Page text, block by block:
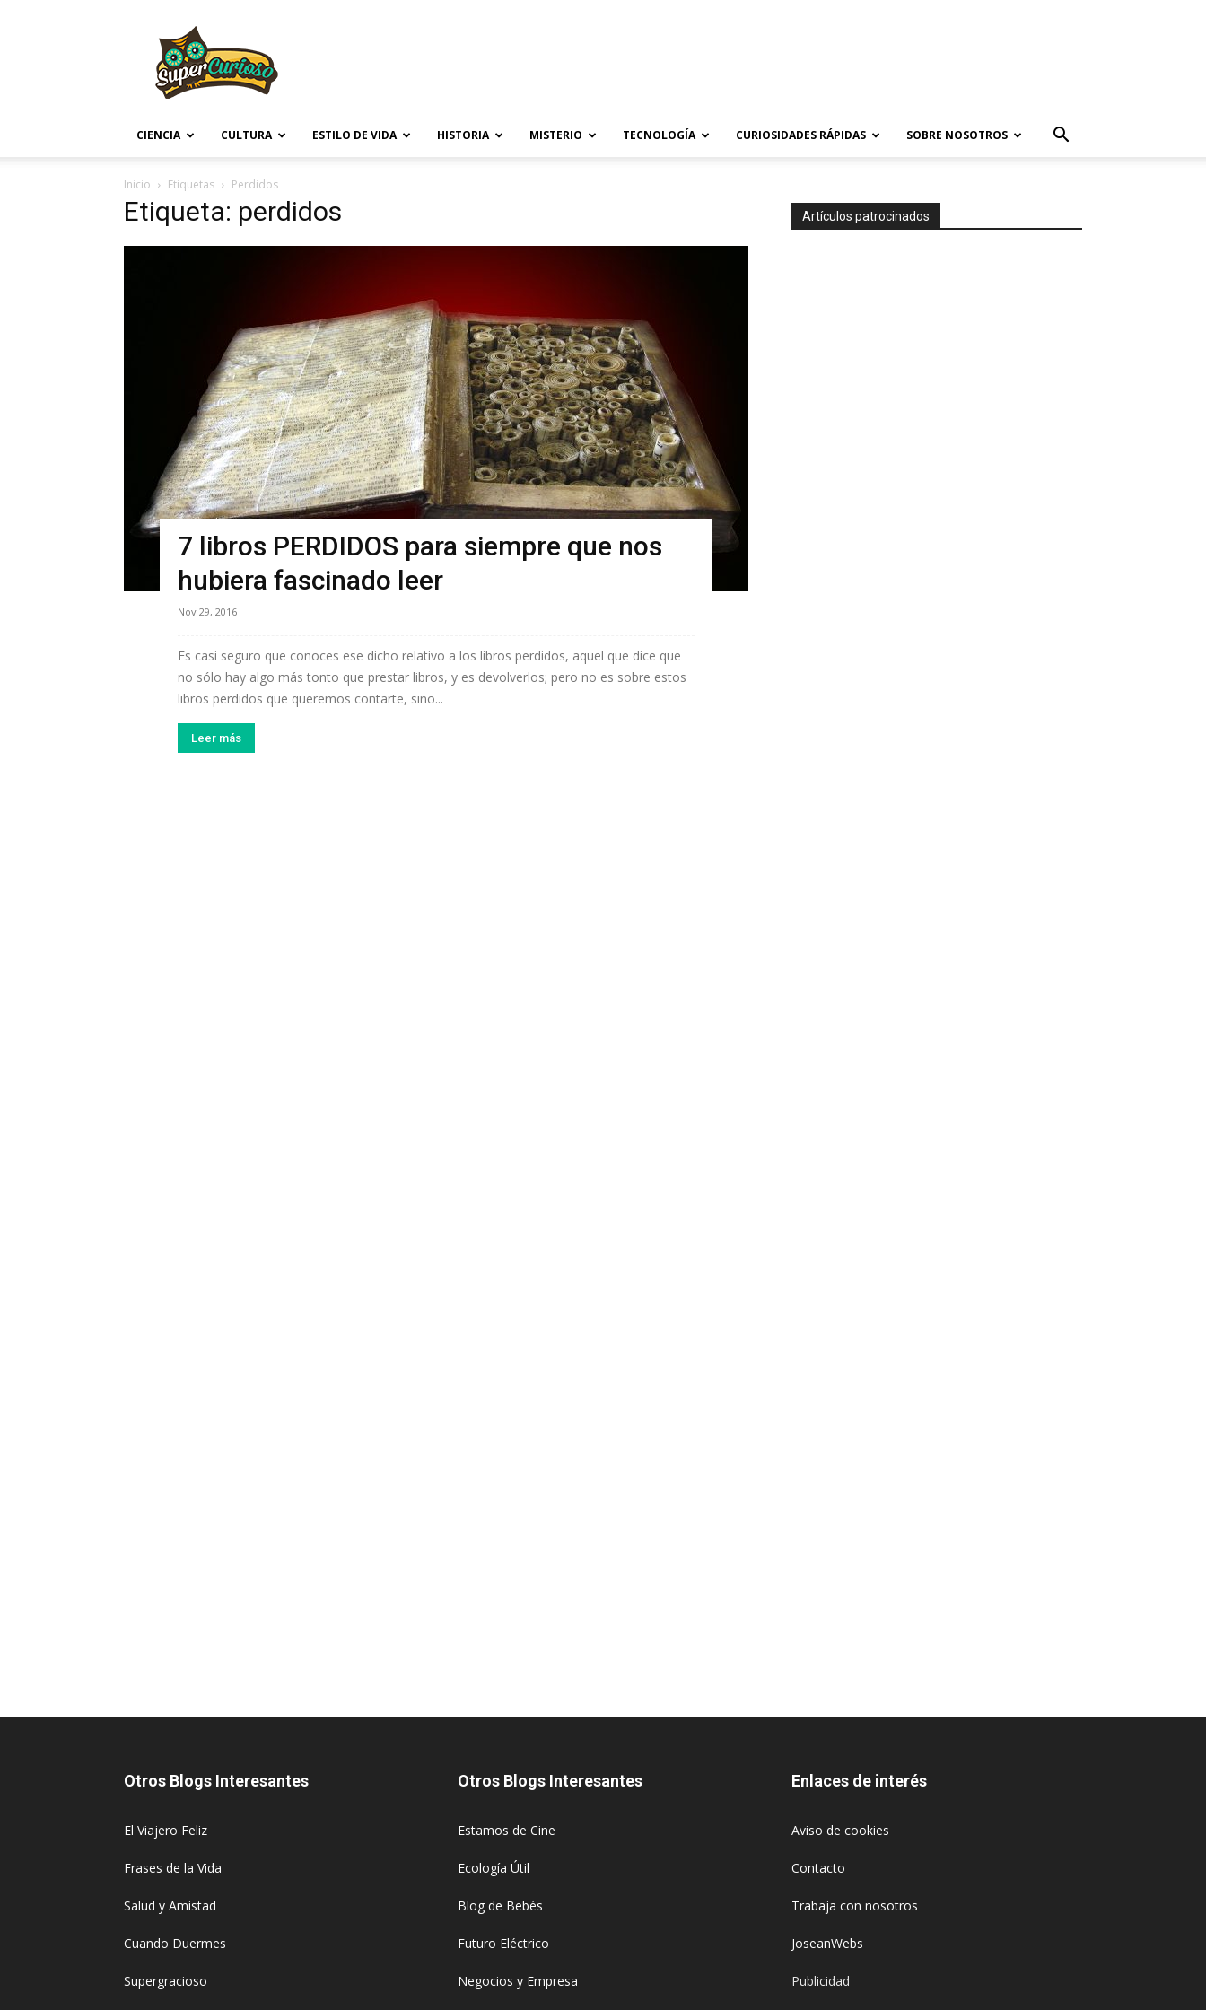
CIENCIA CULTURA ESTILO DE VIDA HISTORIA MISTERIO TECNOLOGÍA CURIOSIDADES RÁPIDAS SOBRE NOSOTROS
Inicio Etiquetas Perdidos
Etiqueta: perdidos
7 libros PERDIDOS para siempre que nos
hubiera fascinado leer
Nov 29, 2016
Es casi seguro que conoces ese dicho relativo a los libros perdidos, aquel que dice que
no sólo hay algo más tonto que prestar libros, y es devolverlos; pero no es sobre estos
libros perdidos que queremos contarte, sino...
Leer más
Artículos patrocinados
Otros Blogs Interesantes
El Viajero Feliz
Frases de la Vida
Salud y Amistad
Cuando Duermes
Supergracioso
Otros Blogs Interesantes
Estamos de Cine
Ecología Útil
Blog de Bebés
Futuro Eléctrico
Negocios y Empresa
Enlaces de interés
Aviso de cookies
Contacto
Trabaja con nosotros
JoseanWebs
Publicidad